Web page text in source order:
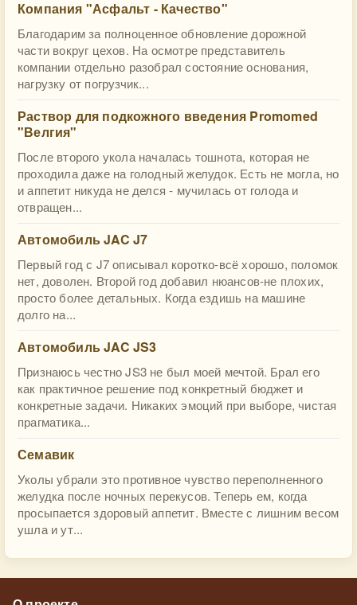
Компания "Асфальт - Качество"
Благодарим за полноценное обновление дорожной
части вокруг цехов. На осмотре представитель
компании отдельно разобрал состояние основания,
нагрузку от погрузчик...
Раствор для подкожного введения Promomed
"Велгия"
После второго укола началась тошнота, которая не
проходила даже на голодный желудок. Есть не могла, но
и аппетит никуда не делся - мучилась от голода и
отвращен...
Автомобиль JAC J7
Первый год с J7 описывал коротко-всё хорошо, поломок
нет, доволен. Второй год добавил нюансов-не плохих,
просто более детальных. Когда ездишь на машине
долго на...
Автомобиль JAC JS3
Признаюсь честно JS3 не был моей мечтой. Брал его
как практичное решение под конкретный бюджет и
конкретные задачи. Никаких эмоций при выборе, чистая
прагматика...
Семавик
Уколы убрали это противное чувство переполненного
желудка после ночных перекусов. Теперь ем, когда
просыпается здоровый аппетит. Вместе с лишним весом
ушла и ут...